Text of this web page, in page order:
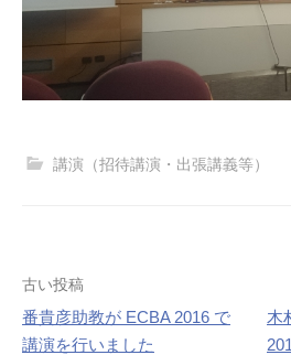
講演（招待講演・出張講義等）
投
稿
古い投稿
番貴彦助教が ECBA 2016 で
講演を行いました
木